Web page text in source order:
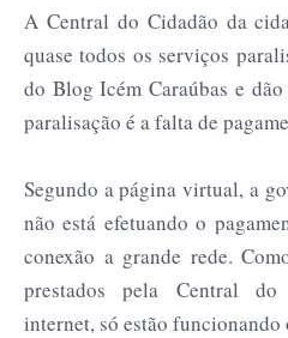
A Central do Cidadão da
quase todos os serviços
do Blog Icém Caraúbas e
paralisação é a falta de
Segundo a página virtual, a
não está efetuando o
conexão a grande rede.
prestados pela Central do
internet, só estão funcionando